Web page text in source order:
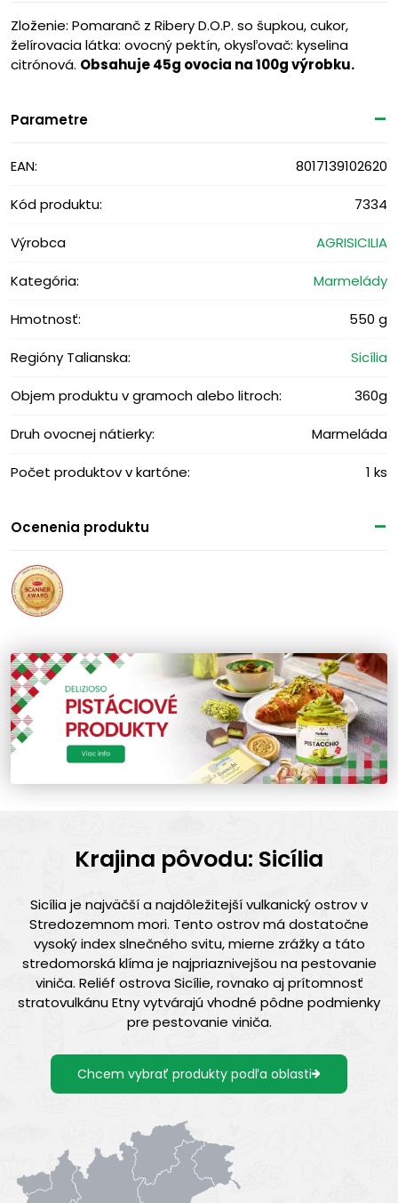
Zloženie: Pomaranč z Ribery D.O.P. so šupkou, cukor,
želírovacia látka: ovocný pektín, okysľovač: kyselina
citrónová. Obsahuje 45g ovocia na 100g výrobku.
Parametre
EAN: 8017139102620
Kód produktu: 7334
Výrobca AGRISICILIA
Kategória: Marmelády
Hmotnosť: 550 g
Regióny Talianska: Sicília
Objem produktu v gramoch alebo litroch: 360g
Druh ovocnej nátierky: Marmeláda
Počet produktov v kartóne: 1 ks
Ocenenia produktu
Krajina pôvodu: Sicília
Sicília je najväčší a najdôležitejší vulkanický ostrov v
Stredozemnom mori. Tento ostrov má dostatočne
vysoký index slnečného svitu, mierne zrážky a táto
stredomorská klíma je najpriaznivejšou na pestovanie
viniča. Reliéf ostrova Sicílie, rovnako aj prítomnosť
stratovulkánu Etny vytvárajú vhodné pôdne podmienky
pre pestovanie viniča.
Chcem vybrať produkty podľa oblasti